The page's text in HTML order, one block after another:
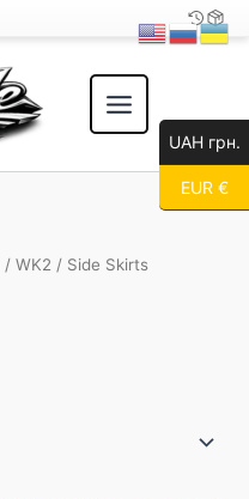
/WK2 / Side Skirts
UAH грн.
EUR €